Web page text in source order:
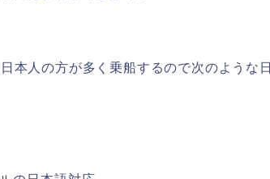
本人の方が多く乗船するので次のような日